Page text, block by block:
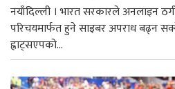
नयाँदिल्ली । भारत सरकारले अनलाइन
परिचयमार्फत हुने साइबर अपराध बढ्न
ह्वाट्सएपको...